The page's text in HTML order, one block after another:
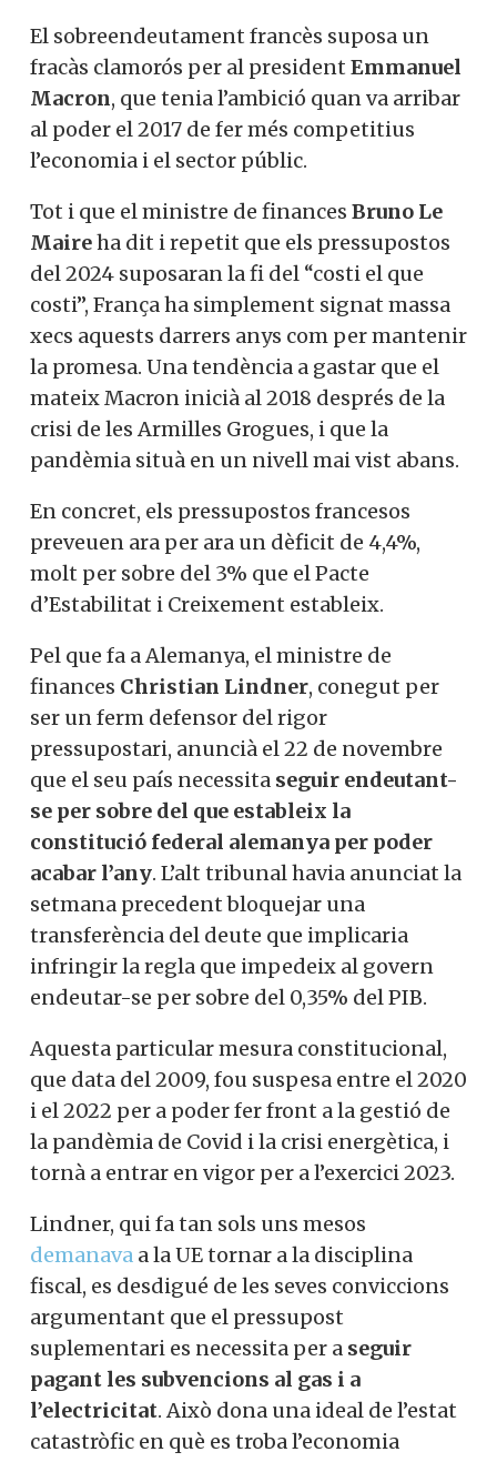
El sobreendeutament francès suposa un
fracàs clamorós per al president Emmanuel
Macron, que tenia l’ambició quan va arribar
al poder el 2017 de fer més competitius
l’economia i el sector públic.
Tot i que el ministre de finances Bruno Le
Maireha dit i repetit que els pressupostos
del 2024 suposaran la fi del “costi el que
costi”, França ha simplement signat massa
xecs aquests darrers anys com per mantenir
la promesa. Una tendència a gastar que el
mateix Macron inicià al 2018 després de la
crisi de les Armilles Grogues, i que la
pandèmia situà en un nivell mai vist abans.
En concret, els pressupostos francesos
preveuen ara per ara un dèficit de 4,4%,
molt per sobre del 3% que el Pacte
d’Estabilitat i Creixement estableix.
Pel que fa a Alemanya, el ministre de
finances Christian Lindner, conegut per
ser un ferm defensor del rigor
pressupostari, anuncià el 22 de novembre
que el seu país necessita seguir endeutant-
se per sobre del que estableix la
constitució federal alemanya per poder
acabar l’any. L’alt tribunal havia anunciat la
setmana precedent bloquejar una
transferència del deute que implicaria
infringir la regla que impedeix al govern
endeutar-se per sobre del 0,35% del PIB.
Aquesta particular mesura constitucional,
que data del 2009, fou suspesa entre el 2020
i el 2022 per a poder fer front a la gestió de
la pandèmia de Covid i la crisi energètica, i
tornà a entrar en vigor per a l’exercici 2023.
Lindner, qui fa tan sols uns mesos
demanava a la UE tornar a la disciplina
fiscal, es desdigué de les seves conviccions
argumentant que el pressupost
suplementari es necessita per a seguir
pagant les subvencions al gas i a
l’electricitat. Això dona una ideal de l’estat
catastròfic en què es troba l’economia